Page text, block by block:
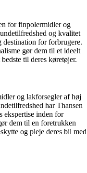
for finpolermidler og
og kvalitet
destination for forbrugere.
gør dem til et ideelt
til deres køretøjer.
og lakforsegler af høj
har Thansen
ekspertise inden for
dem til en foretrukken
og pleje deres bil med